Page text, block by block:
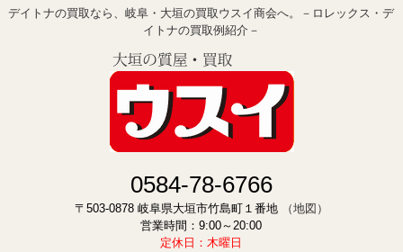
デイトナの買取なら、岐阜・大垣の買取ウスイ商会へ。－ロレックス・デ
イトナの買取例紹介－
0584-78-6766
〒503-0878 岐阜県大垣市竹島町１番地
（地図）
営業時間：9:00～20:00
定休日：木曜日